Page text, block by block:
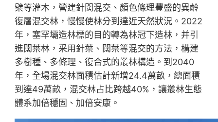
檗等灌木，營建針闊混交、顏色條理豐盛的異齡
復層混交林，慢慢使林分到達近天然狀況。2022
年，塞罕壩造林標的目的轉為林冠下造林，并引
進闊葉林，采用針葉、闊葉等混交的方法，構建
多樹種、多條理、復合式的叢林構造。到2040
年，全場混交林面積估計新增24.4萬畝，總面積
到達49萬畝，混交林占比跨越40%，讓叢林生態
體系加倍穩固、加倍安康。